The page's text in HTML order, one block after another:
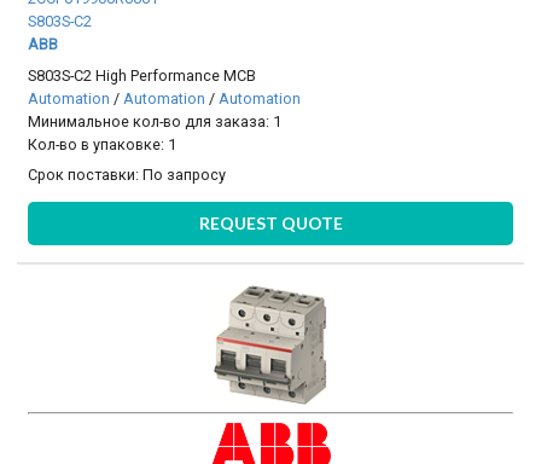
S803S-C2
ABB
S803S-C2 High Performance MCB
Automation / Automation / Automation
Минимальное кол-во для заказа: 1
Кол-во в упаковке: 1
Срок поставки:По запросу
REQUEST QUOTE